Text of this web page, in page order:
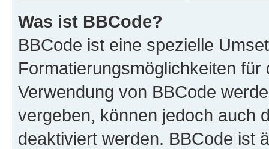
Was ist BBCode?
BBCode ist eine spezielle
Formatierungsmöglichkeiten
Verwendung von BBCode
vergeben, können jedoch auch
deaktiviert werden. BBCode ist